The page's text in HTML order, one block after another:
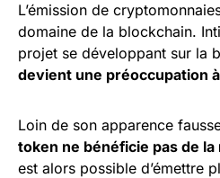
L’émission de
domaine de la blockchain.
projet se développant sur la
devient une préoccupation
Loin de son apparence
token ne bénéficie pas de
est alors possible d’émettre